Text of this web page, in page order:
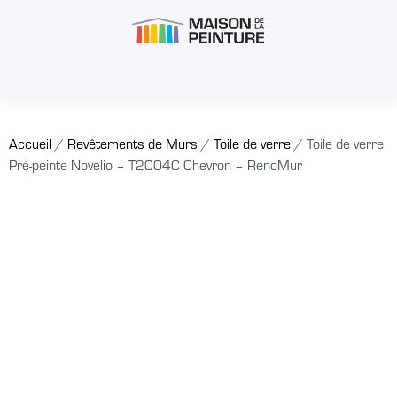
Accueil / Revêtements de Murs / Toile de verre / Toile de verre
Pré-peinte Novelio – T2004C Chevron – RenoMur